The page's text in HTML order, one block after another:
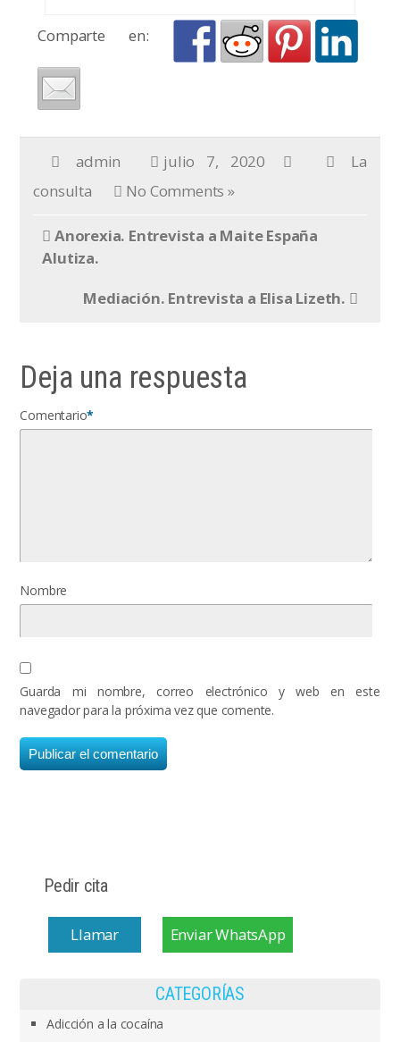
Comparte en:
admin julio 7, 2020
La
consulta
No Comments »
Anorexia. Entrevista a Maite España
Alutiza.
Mediación. Entrevista a Elisa Lizeth.
Deja una respuesta
Comentario*
Nombre
Guarda mi nombre, correo electrónico y web en este
navegador para la próxima vez que comente.
Pedir cita
Llamar Enviar WhatsApp
CATEGORÍAS
Adicción a la cocaína